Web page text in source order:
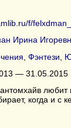
f/
Ирина
Фэнтези
— 31.05.2015
любит
когда и с